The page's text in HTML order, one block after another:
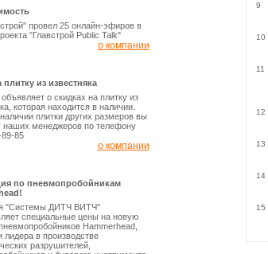
провел 25 онлайн-эфиров в
"Главстрой Public Talk"
о компании
плитку из известняка
о скидках на плитку из
которая находится в наличии.
плитки других размеров вы
наших менеджеров по телефону
85
о компании
по пневмопробойникам
"Системы ДИТЧ ВИТЧ"
специальные цены на новую
Hammerhead,
лидера в производстве
разрушителей,
9
10
11
12
13
14
15